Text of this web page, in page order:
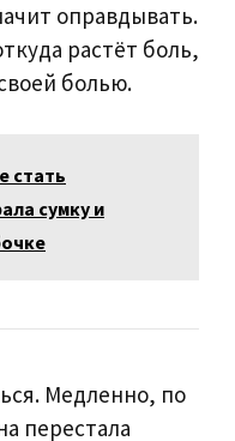
оправдывать.
растёт боль,
болью.
стать
сумку и
Медленно, по
перестала